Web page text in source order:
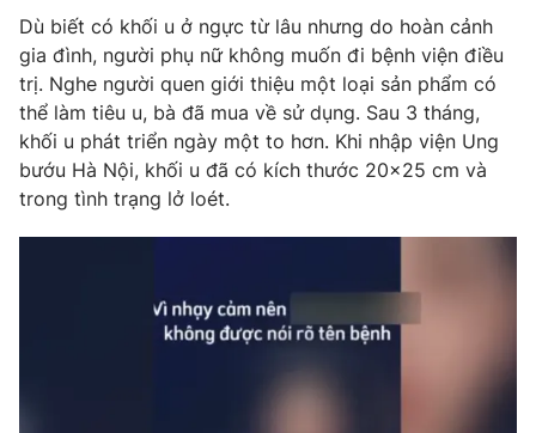
Dù biết có khối u ở ngực từ lâu nhưng do hoàn cảnh
gia đình, người phụ nữ không muốn đi bệnh viện điều
trị. Nghe người quen giới thiệu một loại sản phẩm có
thể làm tiêu u, bà đã mua về sử dụng. Sau 3 tháng,
khối u phát triển ngày một to hơn. Khi nhập viện Ung
bướu Hà Nội, khối u đã có kích thước 20x25 cm và
trong tình trạng lở loét.